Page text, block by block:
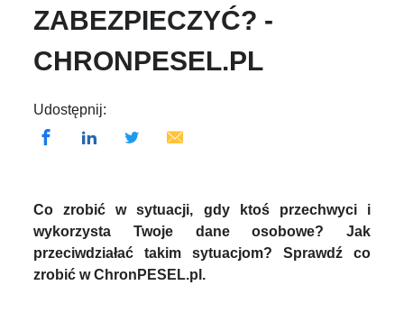
ZABEZPIECZYĆ? -
CHRONPESEL.PL
Udostępnij:
Co zrobić w sytuacji, gdy ktoś przechwyci i
wykorzysta Twoje dane osobowe? Jak
przeciwdziałać takim sytuacjom? Sprawdź co
zrobić w ChronPESEL.pl.